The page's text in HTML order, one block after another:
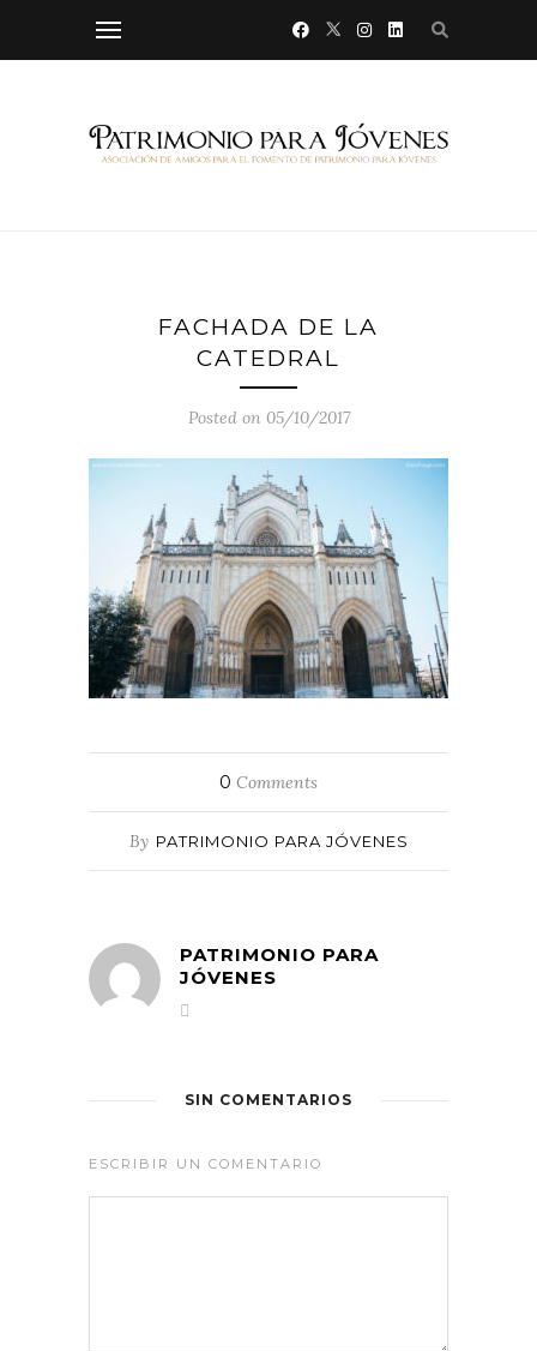
FACHADA DE LA
CATEDRAL
Posted on 05/10/2017
0 Comments
By PATRIMONIO PARA JÓVENES
PATRIMONIO PARA
JÓVENES
SIN COMENTARIOS
ESCRIBIR UN COMENTARIO